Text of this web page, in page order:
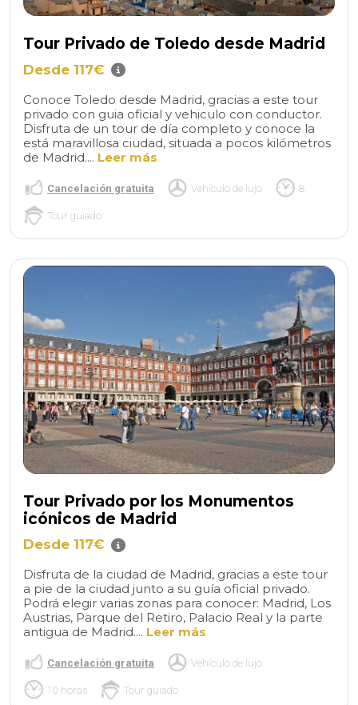
Tour Privado de Toledo desde Madrid
Desde 117€
Conoce Toledo desde Madrid, gracias a este tour
privado con guia oficial y vehiculo con conductor.
Disfruta de un tour de día completo y conoce la
está maravillosa ciudad, situada a pocos kilómetros
de Madrid.... Leer más
Cancelación gratuita Vehículo de lujo 8
Tour guiado
Tour Privado por los Monumentos
icónicos de Madrid
Desde 117€
Disfruta de la ciudad de Madrid, gracias a este tour
a pie de la ciudad junto a su guía oficial privado.
Podrá elegir varias zonas para conocer: Madrid, Los
Austrias, Parque del Retiro, Palacio Real y la parte
antigua de Madrid.... Leer más
Cancelación gratuita Vehículo de lujo
10 horas Tour guiado